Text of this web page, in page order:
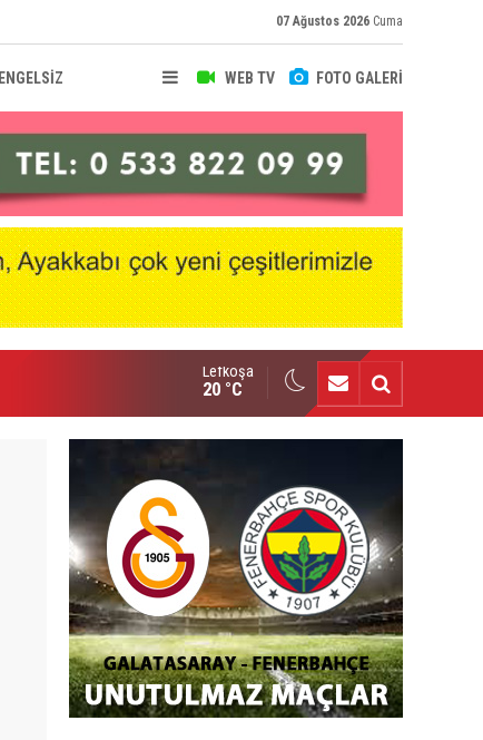
07 Ağustos 2026 Cuma
WEB TV FOTO GALERİ
ENGELSİZ
Lefkoşa
20 °C